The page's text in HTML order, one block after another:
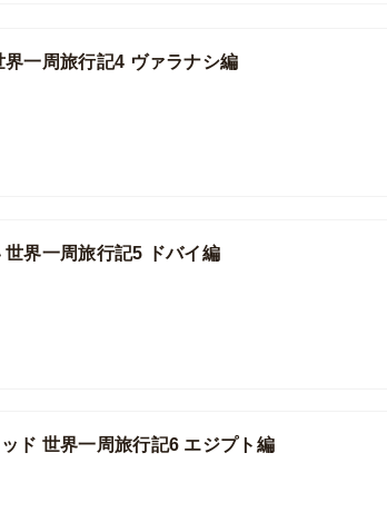
一周旅行記4 ヴァラナシ編
界一周旅行記5 ドバイ編
ド 世界一周旅行記6 エジプト編